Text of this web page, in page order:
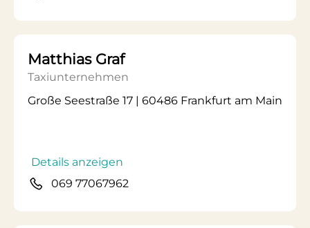
Matthias Graf
Taxiunternehmen
Große Seestraße 17 | 60486 Frankfurt am Main
Details anzeigen
069 77067962